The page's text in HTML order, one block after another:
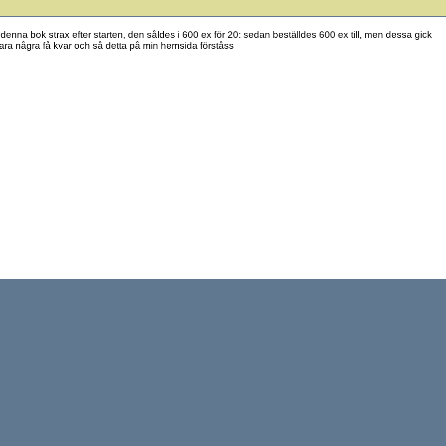
bok strax efter starten, den såldes i 600 ex för 20: sedan beställdes 600 ex till, men dessa gick
några få kvar och så detta på min hemsida förståss